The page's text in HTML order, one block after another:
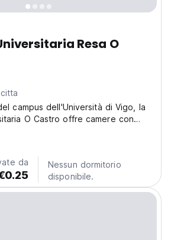
Resa O
campus dell'Università di Vigo, la
O Castro offre camere con
gratuito, una palestra e una
da
Nessun dormitorio
disponibile.